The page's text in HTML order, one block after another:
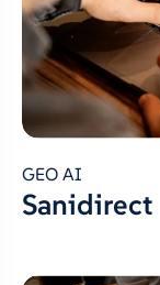
GEO AI
Sanidirect